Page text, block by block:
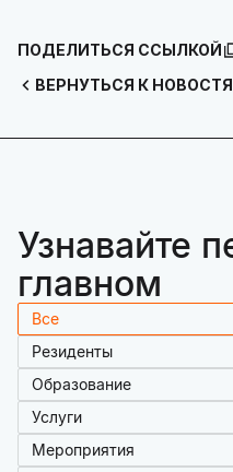
ВЕРНУТЬСЯ К
ПОДЕЛИТЬСЯ ССЫЛКОЙ
Узнавайте
главном
Все
Резиденты
Образование
Услуги
Мероприятия